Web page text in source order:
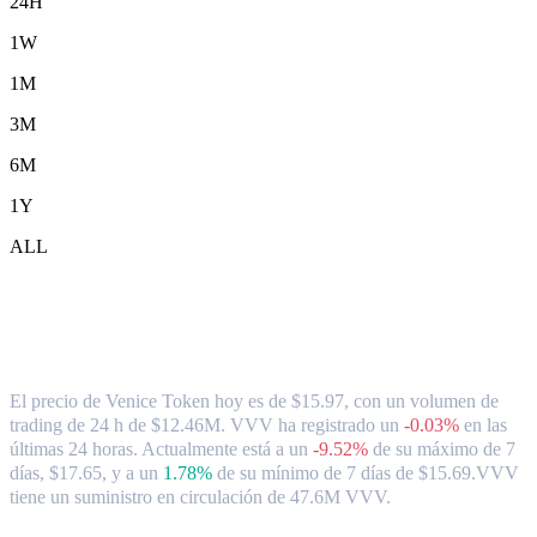
1W
1M
3M
6M
1Y
ALL
El precio de Venice Token hoy es de $15.97, con un volumen de
trading de 24 h de $12.46M. VVV ha registrado un -0.03% en las
últimas 24 horas. Actualmente está a un -9.52% de su máximo de 7
días, $17.65, y a un 1.78% de su mínimo de 7 días de $15.69.VVV
tiene un suministro en circulación de 47.6M VVV.